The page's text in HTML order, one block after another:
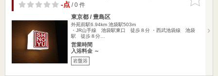
りに追加
-点/ 0 件
東京都 / 豊島区
外苑前駅6.94km 池袋駅503m
・JR山手線 池袋駅東口 徒歩８分 ・西武池袋線 池袋
駅 徒歩８分…
営業時間
入浴料金 ～
岩盤浴